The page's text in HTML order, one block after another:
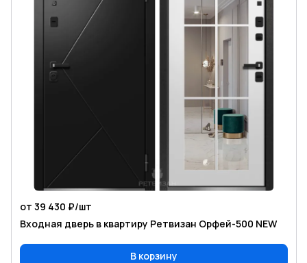
от 39 430 ₽/шт
Входная дверь в квартиру Ретвизан Орфей-500 NEW
В корзину